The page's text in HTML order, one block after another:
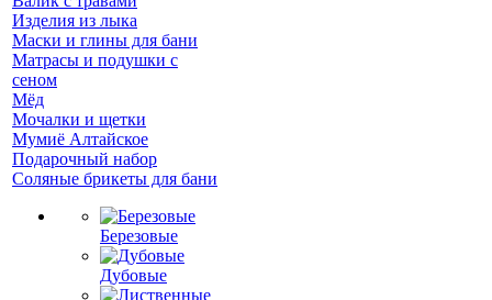
Изделия из лыка
Маски и глины для бани
Матрасы и подушки с
сеном
Мёд
Мочалки и щетки
Мумиё Алтайское
Подарочный набор
Соляные брикеты для бани
Березовые
Дубовые